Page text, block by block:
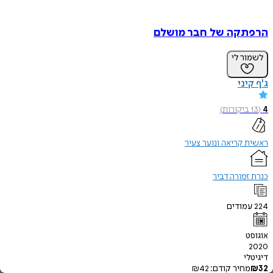
הרפתקה של חבר מושלם
לשמור לי
ג'ף קיני
4
(
13ביקורות)
ראשית קריאה ונוער צעיר
כנרת זמורה דביר
224עמודים
אוגוסט
2020
דיגיטלי
₪32 מחיר קודם: ₪42